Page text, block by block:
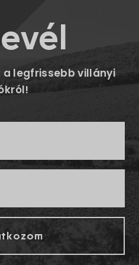
a legfrissebb villányi